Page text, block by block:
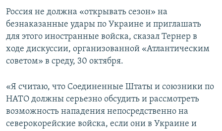
Россия не должна «открывать сезон» на
безнаказанные удары по Украине и приглашать
для этого иностранные войска, сказал Тернер в
ходе дискуссии, организованной «Атлантическим
советом» в среду, 30 октября.
«Я считаю, что Соединенные Штаты и союзники по
НАТО должны серьезно обсудить и рассмотреть
возможность нападения непосредственно на
северокорейские войска, если они в Украине и